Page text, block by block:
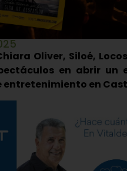
Oliver, Siloé,
en abrir un
en